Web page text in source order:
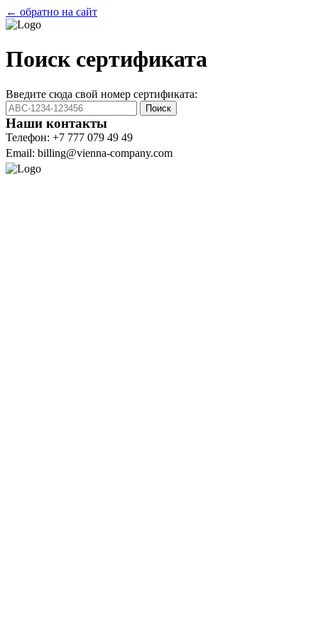
← обратно на сайт
Поиск сертификата
Введите сюда свой номер сертификата:
Поиск
Наши контакты
Телефон: +7 777 079 49 49
Email: billing@vienna-company.com